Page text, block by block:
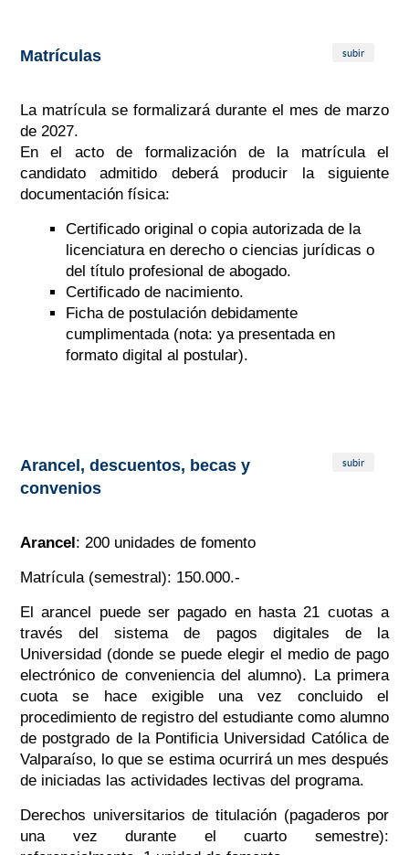
Matrículas subir
La matrícula se formalizará durante el mes de marzo
de 2027.
En el acto de formalización de la matrícula el
candidato admitido deberá producir la siguiente
documentación física:
Certificado original o copia autorizada de la
licenciatura en derecho o ciencias jurídicas o
del título profesional de abogado.
Certificado de nacimiento.
Ficha de postulación debidamente
cumplimentada (nota: ya presentada en
formato digital al postular).
Arancel, descuentos, becas y
convenios
subir
Arancel: 200 unidades de fomento
Matrícula (semestral): 150.000.-
El arancel puede ser pagado en hasta 21 cuotas a
través del sistema de pagos digitales de la
Universidad (donde se puede elegir el medio de pago
electrónico de conveniencia del alumno). La primera
cuota se hace exigible una vez concluido el
procedimiento de registro del estudiante como alumno
de postgrado de la Pontificia Universidad Católica de
Valparaíso, lo que se estima ocurrirá un mes después
de iniciadas las actividades lectivas del programa.
Derechos universitarios de titulación (pagaderos por
una vez durante el cuarto semestre):